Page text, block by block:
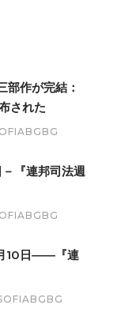
部作が完結：
された
『連邦司法週
10日――『連